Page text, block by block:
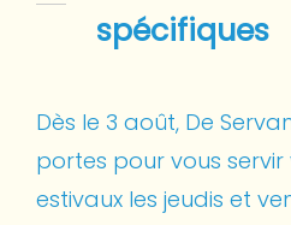
spécifiques
Dès le 3 août, De
portes pour vous
estivaux les jeudis et